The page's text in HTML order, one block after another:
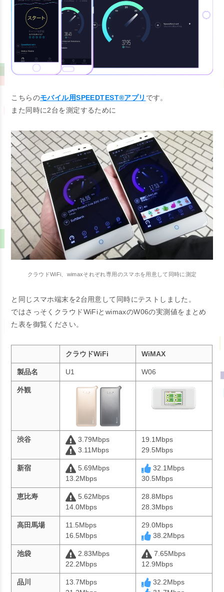
こちらのモバイル用SPEEDTEST®アプリ です。
また同時に2台を測定するために
クラウドWiFi、wimaxそれぞれ専用のスマホを用意して同時に測定
と同じスマホ端末を2台用意して同時にテストしました。
ではさっそくクラウドWiFiとwimaxのW06の実測値をまとめ
た表を御覧ください。
クラウドWiFi WiMAX
製品名 U1 W06
外観
渋谷
3.79Mbps
3.11Mbps
19.1Mbps
29.5Mbps
新宿
5.69Mbps
13.2Mbps
32.1Mbps
30.5Mbps
恵比寿
5.62Mbps
14.0Mbps
28.8Mbps
28.3Mbps
高田馬場
11.5Mbps
16.5Mbps
29.0Mbps
38.2Mbps
池袋
2.83Mbps
22.2Mbps
7.65Mbps
12.9Mbps
品川
13.7Mbps
32.2Mbps